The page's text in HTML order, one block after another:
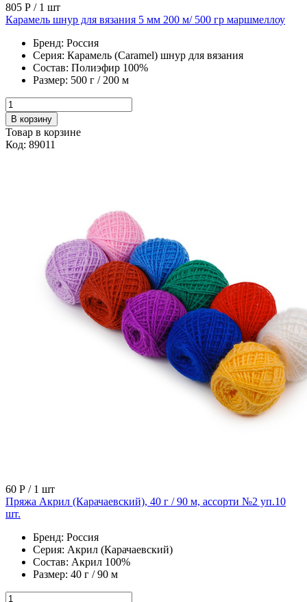
805 Р / 1 шт
Карамель шнур для вязания 5 мм 200 м/ 500 гр маршмеллоу
Бренд: Россия
Серия: Карамель (Caramel) шнур для вязания
Состав: Полиэфир 100%
Размер: 500 г / 200 м
В корзину
Товар в корзине
Код: 89011
60 Р / 1 шт
Пряжа Акрил (Карачаевский), 40 г / 90 м, ассорти №2 уп.10
шт.
Бренд: Россия
Серия: Акрил (Карачаевский)
Состав: Акрил 100%
Размер: 40 г / 90 м